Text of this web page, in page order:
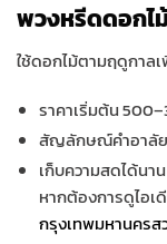
พวงหรีดดอกไ
ใช้ดอกไม้ตามฤดูกาล
ราคาเริ่มต้น
สัญลักษณ์คำอาลัย
เก็บความสดได้นา
หากต้องการดูไอเ
กรุงเทพมหานครส